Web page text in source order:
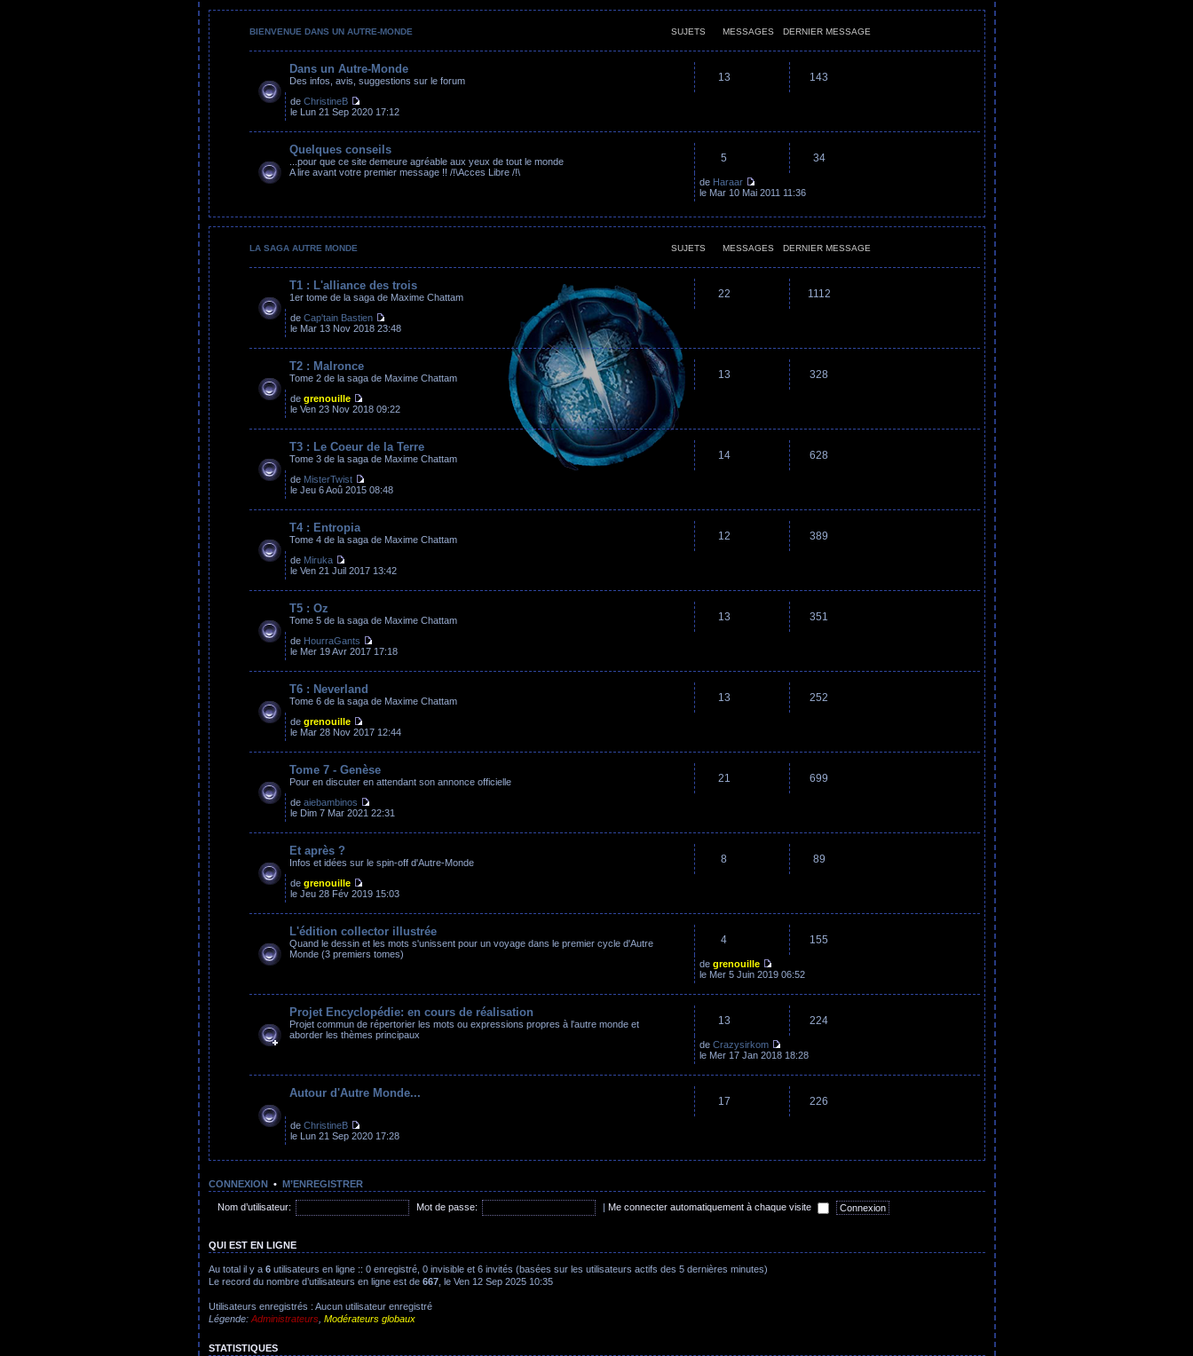
BIENVENUE DANS UN AUTRE-MONDE SUJETS MESSAGES DERNIER MESSAGE
Dans un Autre-Monde
Des infos, avis, suggestions sur le forum 13 143
de ChristineB
le Lun 21 Sep 2020 17:12
Quelques conseils
...pour que ce site demeure agréable aux yeux de tout le monde
A lire avant votre premier message !! /!\Acces Libre /!\
5 34
de Haraar
le Mar 10 Mai 2011 11:36
LA SAGA AUTRE MONDE SUJETS MESSAGES DERNIER MESSAGE
T1 : L'alliance des trois
1er tome de la saga de Maxime Chattam 22 1112
de Cap'tain Bastien
le Mar 13 Nov 2018 23:48
T2 : Malronce
Tome 2 de la saga de Maxime Chattam 13 328
de grenouille
le Ven 23 Nov 2018 09:22
T3 : Le Coeur de la Terre
Tome 3 de la saga de Maxime Chattam 14 628
de MisterTwist
le Jeu 6 Aoû 2015 08:48
T4 : Entropia
Tome 4 de la saga de Maxime Chattam 12 389
de Miruka
le Ven 21 Juil 2017 13:42
T5 : Oz
Tome 5 de la saga de Maxime Chattam 13 351
de HourraGants
le Mer 19 Avr 2017 17:18
T6 : Neverland
Tome 6 de la saga de Maxime Chattam 13 252
de grenouille
le Mar 28 Nov 2017 12:44
Tome 7 - Genèse
Pour en discuter en attendant son annonce officielle 21 699
de aiebambinos
le Dim 7 Mar 2021 22:31
Et après ?
Infos et idées sur le spin-off d'Autre-Monde 8 89
de grenouille
le Jeu 28 Fév 2019 15:03
L'édition collector illustrée
Quand le dessin et les mots s'unissent pour un voyage dans le premier cycle d'Autre
Monde (3 premiers tomes)
4 155
de grenouille
le Mer 5 Juin 2019 06:52
Projet Encyclopédie: en cours de réalisation
Projet commun de répertorier les mots ou expressions propres à l'autre monde et
aborder les thèmes principaux
13 224
de Crazysirkom
le Mer 17 Jan 2018 18:28
Autour d'Autre Monde...
17 226
de ChristineB
le Lun 21 Sep 2020 17:28
CONNEXION• M’ENREGISTRER
Nom d’utilisateur: Mot de passe: |Me connecter automatiquement à chaque visite
QUI EST EN LIGNE
Au total il y a 6utilisateurs en ligne :: 0 enregistré, 0 invisible et 6 invités (basées sur les utilisateurs actifs des 5 dernières minutes)
Le record du nombre d’utilisateurs en ligne est de 667, le Ven 12 Sep 2025 10:35
Utilisateurs enregistrés : Aucun utilisateur enregistré
Légende:Administrateurs, Modérateurs globaux
STATISTIQUES